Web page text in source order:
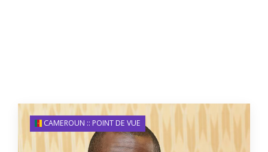
CAMEROUN :: POINT DE VUE